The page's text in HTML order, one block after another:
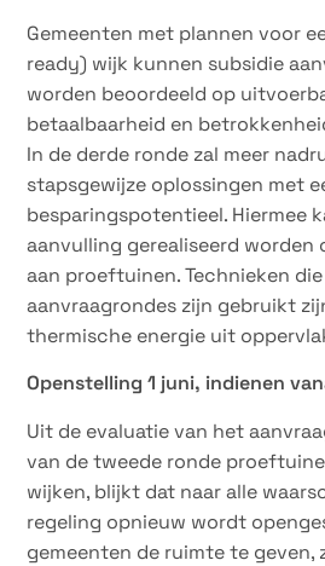
Gemeenten met plannen voor
ready) wijk kunnen subsidie
worden beoordeeld op
betaalbaarheid en
In de derde ronde zal meer
stapsgewijze oplossingen met
besparingspotentieel. Hiermee
aanvulling gerealiseerd
aan proeftuinen. Technieken
aanvraagrondes zijn gebruikt
thermische energie uit
Openstelling 1 juni, indienen
Uit de evaluatie van het
van de tweede ronde
wijken, blijkt dat naar alle
regeling opnieuw wordt
gemeenten de ruimte te geven,